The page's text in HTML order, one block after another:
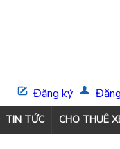
Đăng ký
TIN TỨC CHO THUÊ